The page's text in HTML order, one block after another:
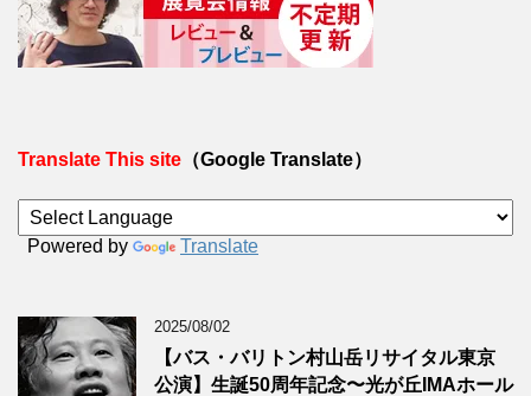
Translate This site （Google Translate）
Powered by Translate
2025/08/02
【バス・バリトン村山岳リサイタル東京
公演】生誕50周年記念〜光が丘IMAホール